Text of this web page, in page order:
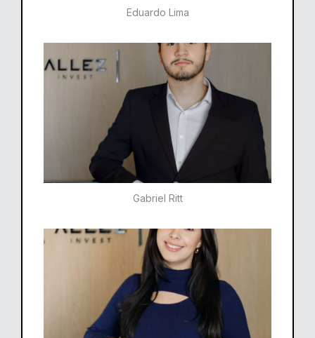
Eduardo Lima
Gabriel Ritt